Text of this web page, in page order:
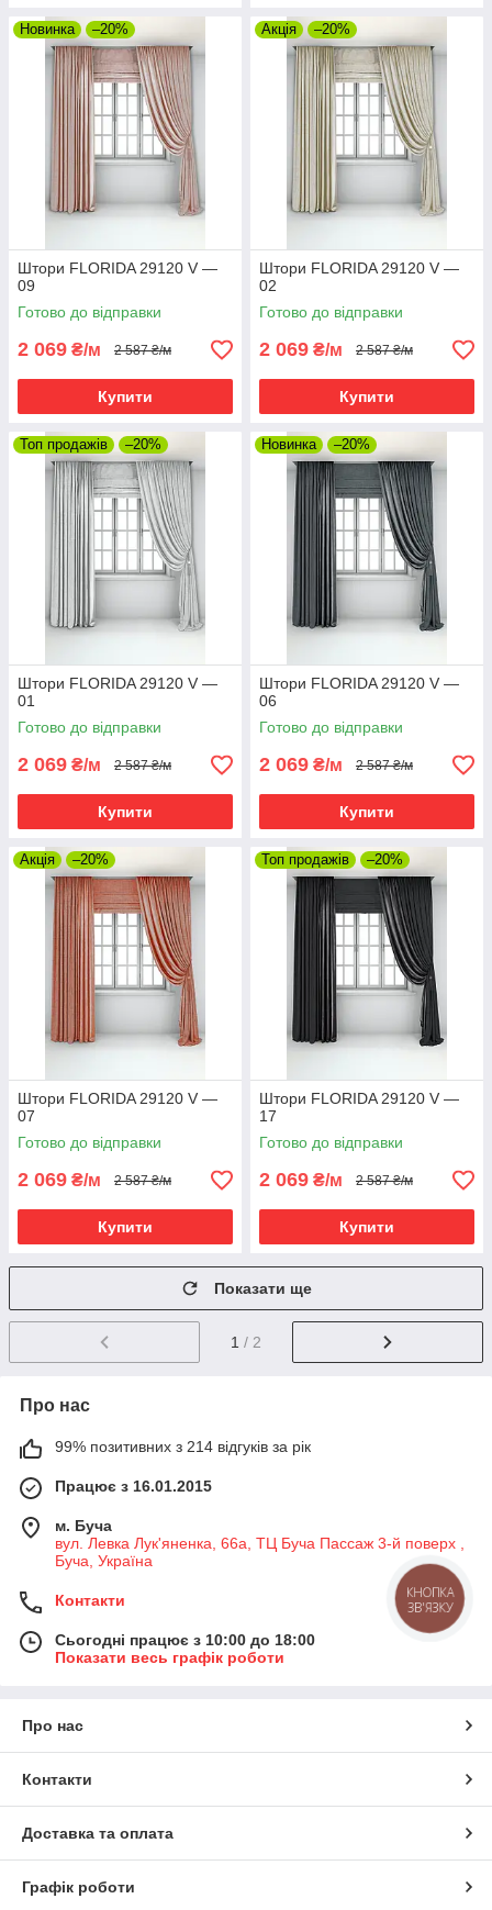
Новинка –20%
Штори FLORIDA 29120 V —
09
Готово до відправки
2 069 ₴/м 2 587 ₴/м
Купити
Акція –20%
Штори FLORIDA 29120 V —
02
Готово до відправки
2 069 ₴/м 2 587 ₴/м
Купити
Топ продажів –20%
Штори FLORIDA 29120 V —
01
Готово до відправки
2 069 ₴/м 2 587 ₴/м
Купити
Новинка –20%
Штори FLORIDA 29120 V —
06
Готово до відправки
2 069 ₴/м 2 587 ₴/м
Купити
Акція –20%
Штори FLORIDA 29120 V —
07
Готово до відправки
2 069 ₴/м 2 587 ₴/м
Купити
Топ продажів –20%
Штори FLORIDA 29120 V —
17
Готово до відправки
2 069 ₴/м 2 587 ₴/м
Купити
Показати ще
1 / 2
Про нас
99% позитивних з 214 відгуків за рік
Працює з 16.01.2015
м. Буча
вул. Левка Лук'яненка, 66а, ТЦ Буча Пассаж 3-й поверх ,
Буча, Україна
Контакти
Сьогодні працює з 10:00 до 18:00
Показати весь графік роботи
Про нас
Контакти
Доставка та оплата
Графік роботи
КНОПКА
ЗВ'ЯЗКУ